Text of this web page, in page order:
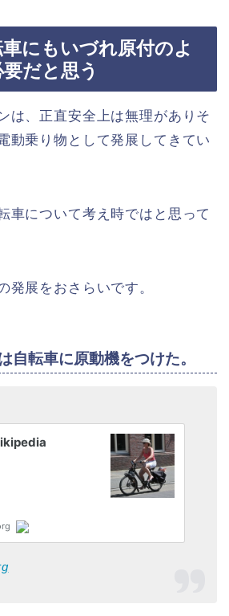
車にもいづれ原付のよ
だと思う
は、正直安全上は無理がありそ
動乗り物として発展してきてい
車について考え時ではと思って
発展をおさらいです。
自転車に原動機をつけた。